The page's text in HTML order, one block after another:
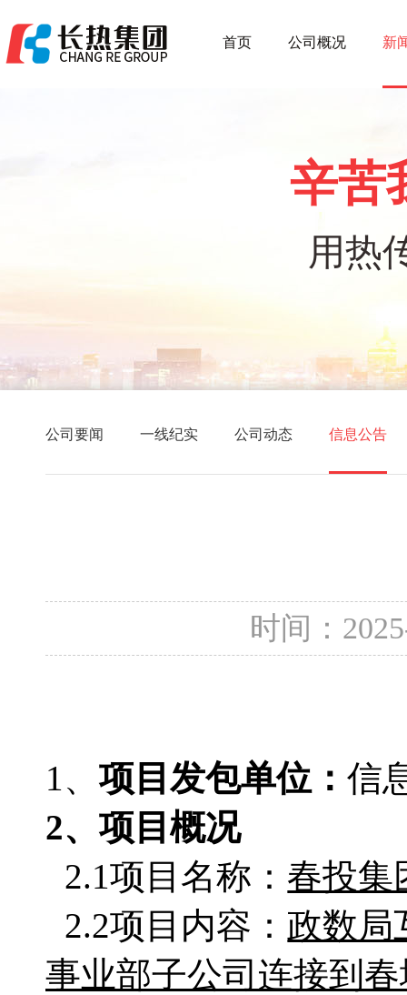
首页 公司概况 新
辛苦
用热
公司要闻 一线纪实 公司动态 信息公告
时间：
1、 项目发包单位： 信
2、项目概况
2.1项目名称： 春投集
2.2项目内容： 政数局
事业部子公司连接到